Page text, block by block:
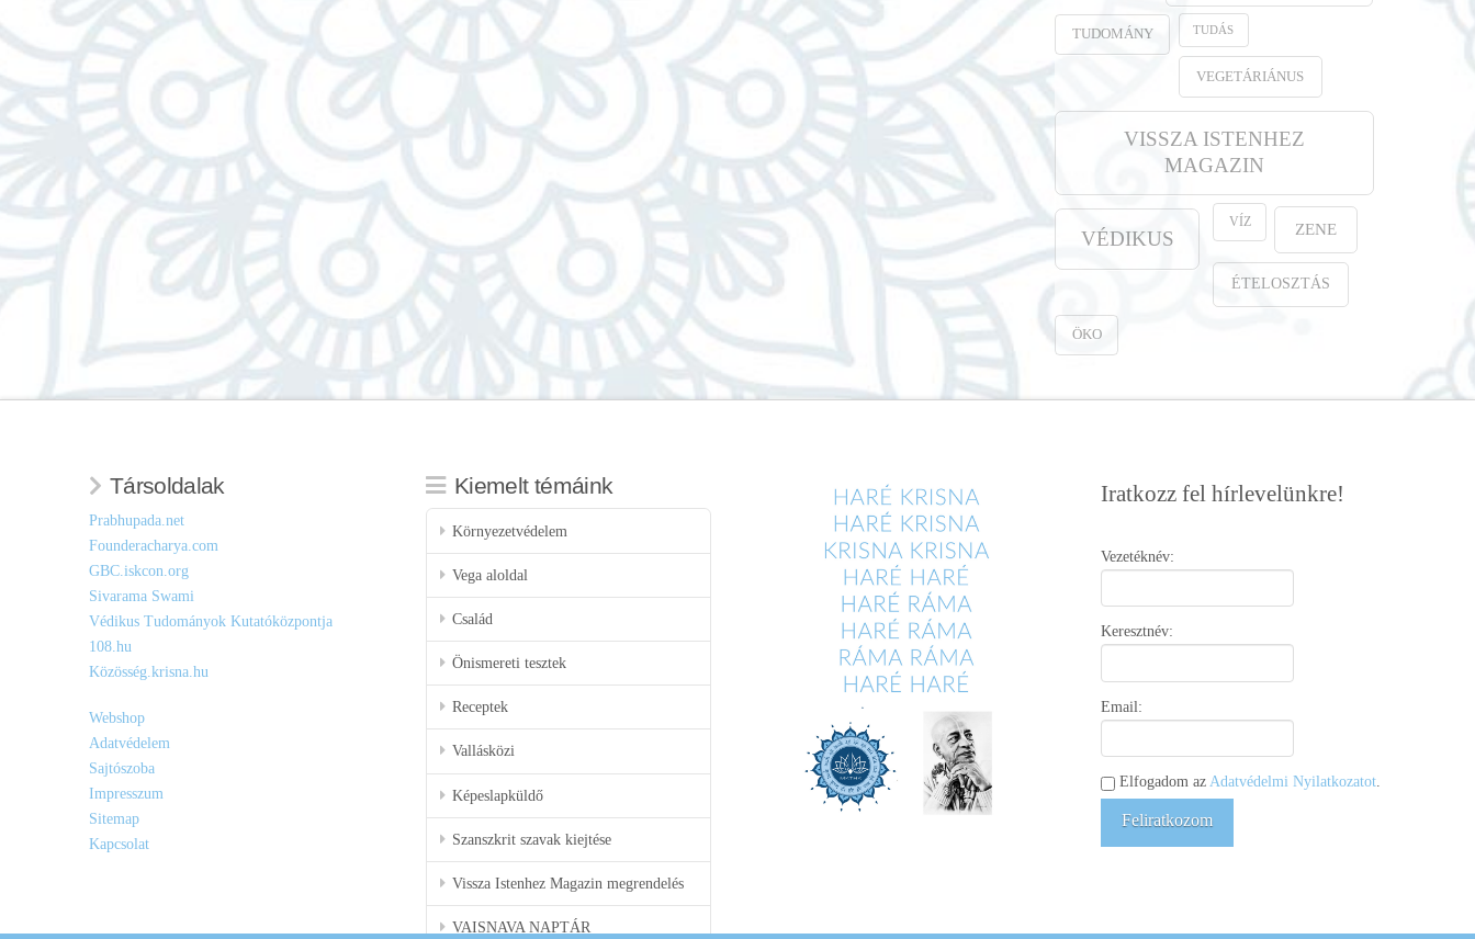
TUDOMÁNY TUDÁS
VEGETÁRIÁNUS
VISSZA ISTENHEZ
MAGAZIN
VÉDIKUS
VÍZ ZENE
ÉTELOSZTÁS
ÖKO
Társoldalak
Prabhupada.net
Founderacharya.com
GBC.iskcon.org
Sivarama Swami
Védikus Tudományok Kutatóközpontja
108.hu
Közösség.krisna.hu
Webshop
Adatvédelem
Sajtószoba
Impresszum
Sitemap
Kapcsolat
Kiemelt témáink
Környezetvédelem
Vega aloldal
Család
Önismereti tesztek
Receptek
Vallásközi
Képeslapküldő
Szanszkrit szavak kiejtése
Vissza Istenhez Magazin megrendelés
VAISNAVA NAPTÁR
Iratkozz fel hírlevelünkre!
Vezetéknév:
Keresztnév:
Email:
Elfogadom azAdatvédelmi Nyilatkozatot.
Feliratkozom